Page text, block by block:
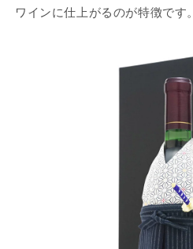
ワインに仕上がるのが特徴です。